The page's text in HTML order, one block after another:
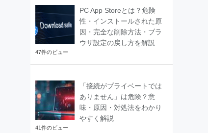
PC App Storeとは？危険
性・インストールされた原
因・完全な削除方法・ブラ
ウザ設定の戻し方を解説
47件のビュー
「接続がプライベートでは
ありません」は危険？意
味・原因・対処法をわかり
やすく解説
41件のビュー